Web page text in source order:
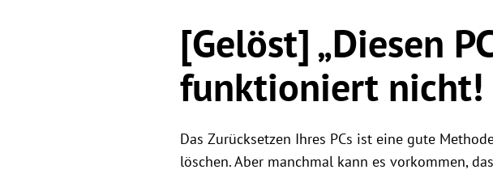
[Gelöst] „Diesen
funktioniert nicht!
Das Zurücksetzen Ihres PCs ist eine gute
löschen. Aber manchmal kann es vorkommen,